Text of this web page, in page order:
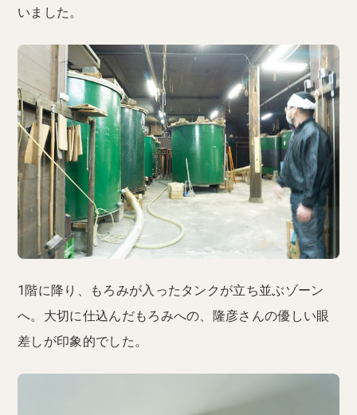
いました。
1階に降り、もろみが入ったタンクが立ち並ぶゾーン
へ。大切に仕込んだもろみへの、隆彦さんの優しい眼
差しが印象的でした。